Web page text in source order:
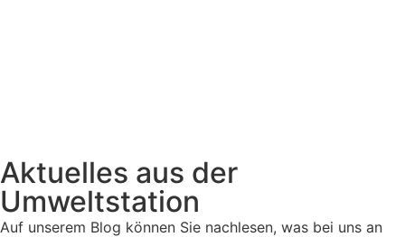
Aktuelles aus der
Umweltstation
Auf unserem Blog können Sie nachlesen, was bei uns an